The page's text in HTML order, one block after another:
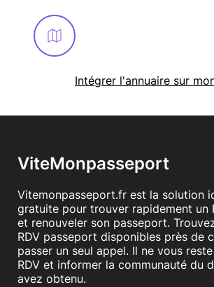
Intégrer l'annuaire sur
ViteMonpasseport
Vitemonpasseport.fr est la solution
gratuite pour trouver rapidement un
et renouveler son passeport.
RDV passeport disponibles près de
passer un seul appel. Il ne vous
RDV et informer la communauté du
avez obtenu.